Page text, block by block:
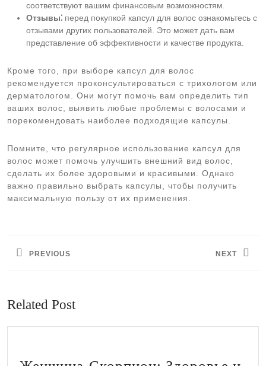
соответствуют вашим финансовым возможностям.
Отзывы⁚ перед покупкой капсул для волос ознакомьтесь с
отзывами других пользователей. Это может дать вам
представление об эффективности и качестве продукта.
Кроме того, при выборе капсул для волос
рекомендуется проконсультироваться с трихологом или
дерматологом. Они могут помочь вам определить тип
ваших волос, выявить любые проблемы с волосами и
порекомендовать наиболее подходящие капсулы.
Помните, что регулярное использование капсул для
волос может помочь улучшить внешний вид волос,
сделать их более здоровыми и красивыми. Однако
важно правильно выбрать капсулы, чтобы получить
максимальную пользу от их применения.
записям
PREVIOUS NEXT
Related Post